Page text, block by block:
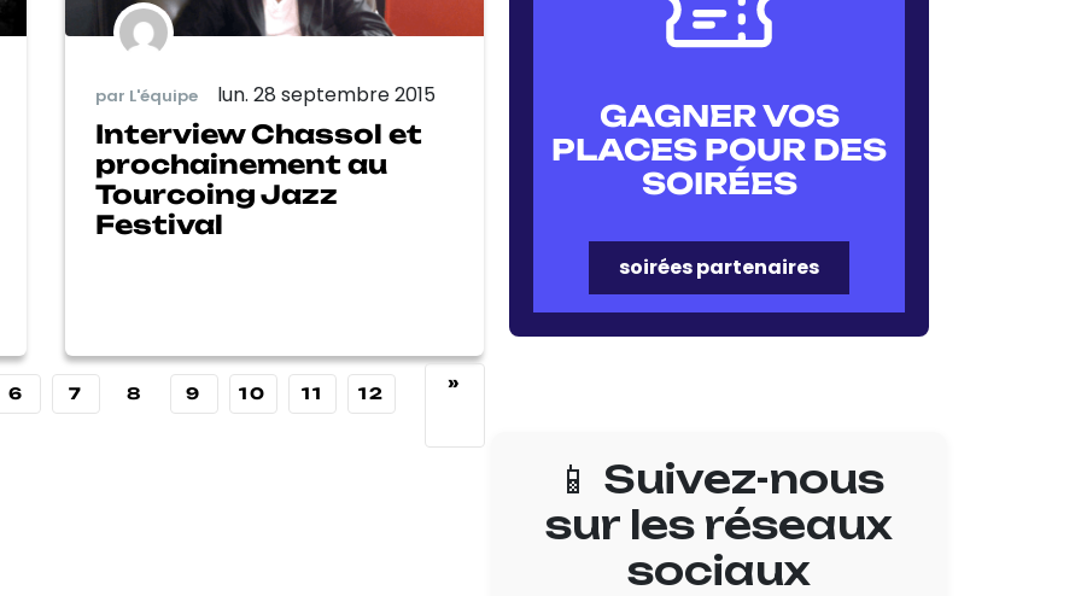
par L'équipe lun. 28 septembre 2015
Interview Chassol et
prochainement au
Tourcoing Jazz
Festival
6 7 8 9 10 11 12
»
GAGNER VOS
PLACES POUR DES
SOIRÉES
soirées partenaires
📱 Suivez-nous
sur les réseaux
sociaux